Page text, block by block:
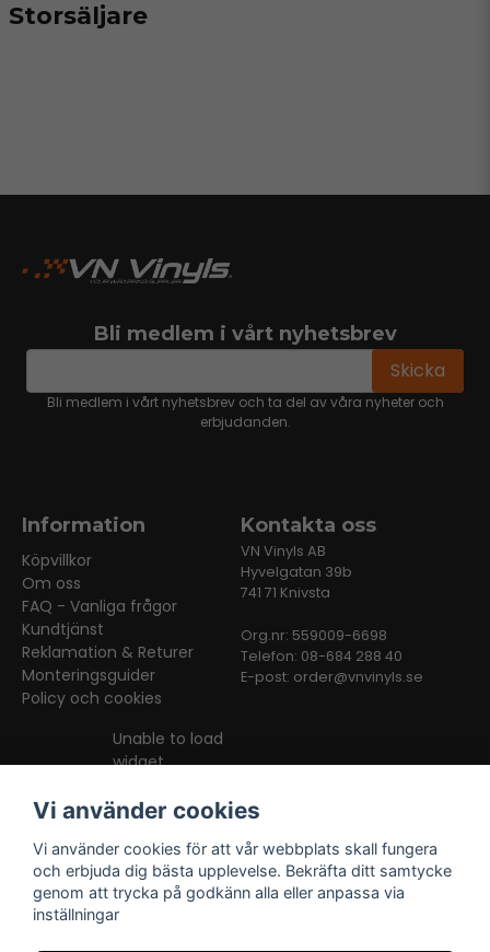
Storsäljare
Bli medlem i vårt nyhetsbrev
email Skicka
Bli medlem i vårt nyhetsbrev och ta del av våra nyheter och
erbjudanden.
Information
Köpvillkor
Om oss
FAQ - Vanliga frågor
Kundtjänst
Reklamation & Returer
Monteringsguider
Policy och cookies
Kontakta oss
VN Vinyls AB
Hyvelgatan 39b
741 71 Knivsta
Org.nr: 559009-6698
Telefon: 08-684 288 40
E-post: order@vnvinyls.se
Unable to load
widget
Vi använder cookies
Vi använder cookies för att vår webbplats skall fungera
och erbjuda dig bästa upplevelse. Bekräfta ditt samtycke
genom att trycka på godkänn alla eller anpassa via
inställningar